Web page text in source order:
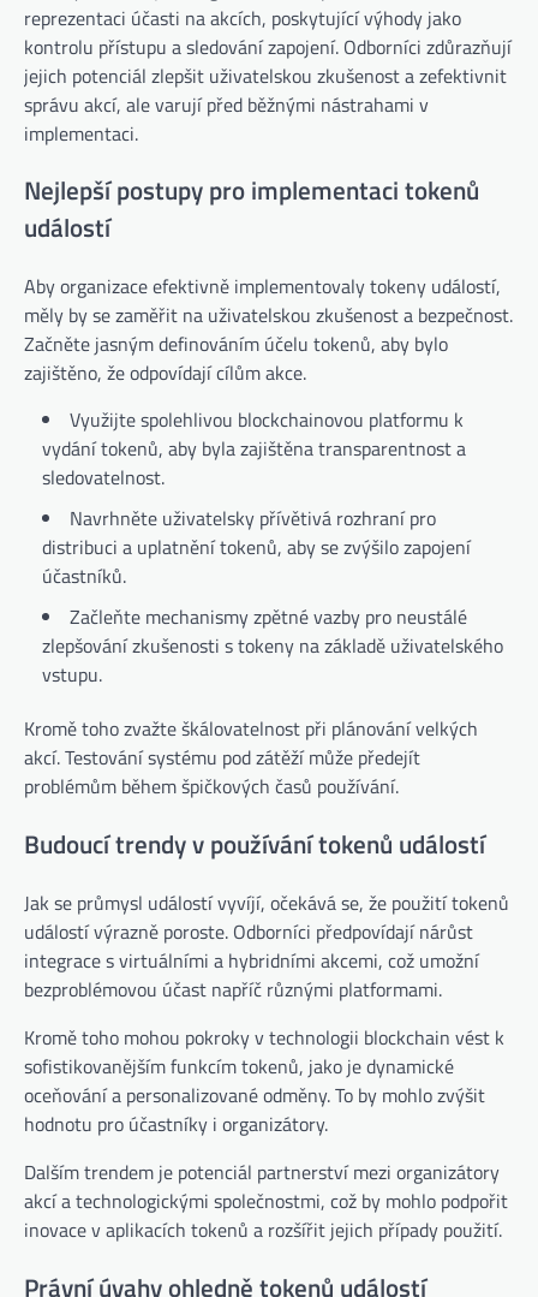
reprezentaci účasti na akcích, poskytující výhody jako
kontrolu přístupu a sledování zapojení. Odborníci zdůrazňují
jejich potenciál zlepšit uživatelskou zkušenost a zefektivnit
správu akcí, ale varují před běžnými nástrahami v
implementaci.
Nejlepší postupy pro implementaci tokenů
událostí
Aby organizace efektivně implementovaly tokeny událostí,
měly by se zaměřit na uživatelskou zkušenost a bezpečnost.
Začněte jasným definováním účelu tokenů, aby bylo
zajištěno, že odpovídají cílům akce.
Využijte spolehlivou blockchainovou platformu k
vydání tokenů, aby byla zajištěna transparentnost a
sledovatelnost.
Navrhněte uživatelsky přívětivá rozhraní pro
distribuci a uplatnění tokenů, aby se zvýšilo zapojení
účastníků.
Začleňte mechanismy zpětné vazby pro neustálé
zlepšování zkušenosti s tokeny na základě uživatelského
vstupu.
Kromě toho zvažte škálovatelnost při plánování velkých
akcí. Testování systému pod zátěží může předejít
problémům během špičkových časů používání.
Budoucí trendy v používání tokenů událostí
Jak se průmysl událostí vyvíjí, očekává se, že použití tokenů
událostí výrazně poroste. Odborníci předpovídají nárůst
integrace s virtuálními a hybridními akcemi, což umožní
bezproblémovou účast napříč různými platformami.
Kromě toho mohou pokroky v technologii blockchain vést k
sofistikovanějším funkcím tokenů, jako je dynamické
oceňování a personalizované odměny. To by mohlo zvýšit
hodnotu pro účastníky i organizátory.
Dalším trendem je potenciál partnerství mezi organizátory
akcí a technologickými společnostmi, což by mohlo podpořit
inovace v aplikacích tokenů a rozšířit jejich případy použití.
Právní úvahy ohledně tokenů událostí